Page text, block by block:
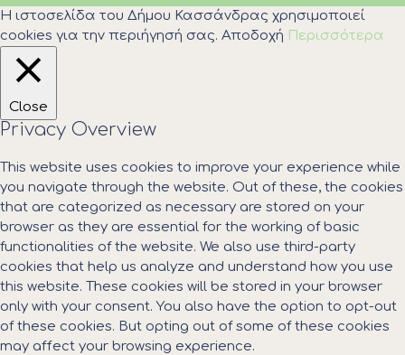
Η ιστοσελίδα του Δήμου Κασσάνδρας χρησιμοποιεί
cookies για την περιήγησή σας. Αποδοχή Περισσότερα
Close
Privacy Overview
This website uses cookies to improve your experience while
you navigate through the website. Out of these, the cookies
that are categorized as necessary are stored on your
browser as they are essential for the working of basic
functionalities of the website. We also use third-party
cookies that help us analyze and understand how you use
this website. These cookies will be stored in your browser
only with your consent. You also have the option to opt-out
of these cookies. But opting out of some of these cookies
may affect your browsing experience.